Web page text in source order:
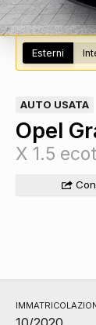
Esterni
AUTO USATA
Opel
X 1.5